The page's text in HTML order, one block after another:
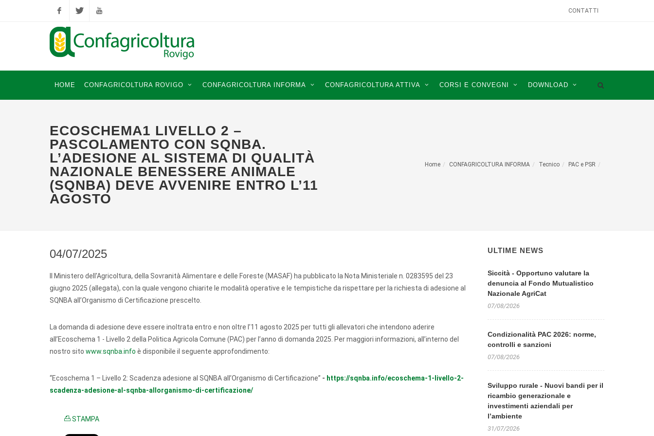
FacebookTwitter YouTube
CONTATTI
HOME CONFAGRICOLTURA ROVIGO CONFAGRICOLTURA INFORMA CONFAGRICOLTURA ATTIVA CORSI E CONVEGNI DOWNLOAD
ECOSCHEMA1 LIVELLO 2 –
PASCOLAMENTO CON SQNBA.
L’ADESIONE AL SISTEMA DI QUALITÀ
NAZIONALE BENESSERE ANIMALE
(SQNBA) DEVE AVVENIRE ENTRO L’11
AGOSTO
Home CONFAGRICOLTURA INFORMA Tecnico PAC e PSR
04/07/2025
Il Ministero dell'Agricoltura, della Sovranità Alimentare e delle Foreste (MASAF) ha pubblicato la Nota Ministeriale n. 0283595 del 23
giugno 2025 (allegata), con la quale vengono chiarite le modalità operative e le tempistiche da rispettare per la richiesta di adesione al
SQNBA all’Organismo di Certificazione prescelto.
La domanda di adesione deve essere inoltrata entro e non oltre l’11 agosto 2025 per tutti gli allevatori che intendono aderire
all’Ecoschema 1 - Livello 2 della Politica Agricola Comune (PAC) per l’anno di domanda 2025. Per maggiori informazioni, all’interno del
nostro sito www.sqnba.info è disponibile il seguente approfondimento:
“Ecoschema 1 – Livello 2: Scadenza adesione al SQNBA all’Organismo di Certificazione” - https://sqnba.info/ecoschema-1-livello-2-
scadenza-adesione-al-sqnba-allorganismo-di-certificazione/
STAMPA
ULTIME NEWS
Siccità - Opportuno valutare la
denuncia al Fondo Mutualistico
Nazionale AgriCat
07/08/2026
Condizionalità PAC 2026: norme,
controlli e sanzioni
07/08/2026
Sviluppo rurale - Nuovi bandi per il
ricambio generazionale e
investimenti aziendali per
l’ambiente
31/07/2026